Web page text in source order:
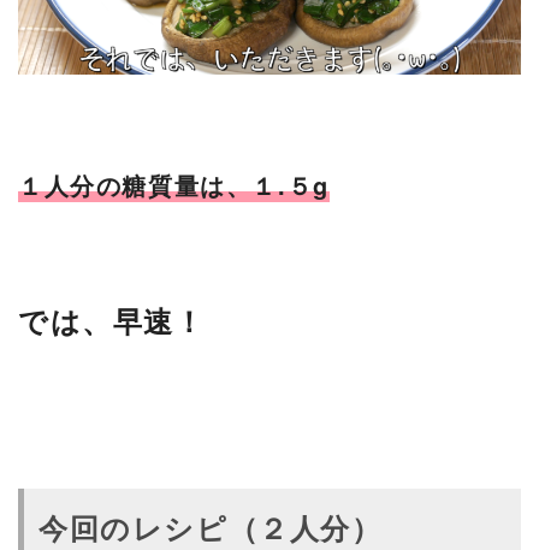
１人分の糖質量は、１.５g
では、早速！
今回のレシピ（２人分）